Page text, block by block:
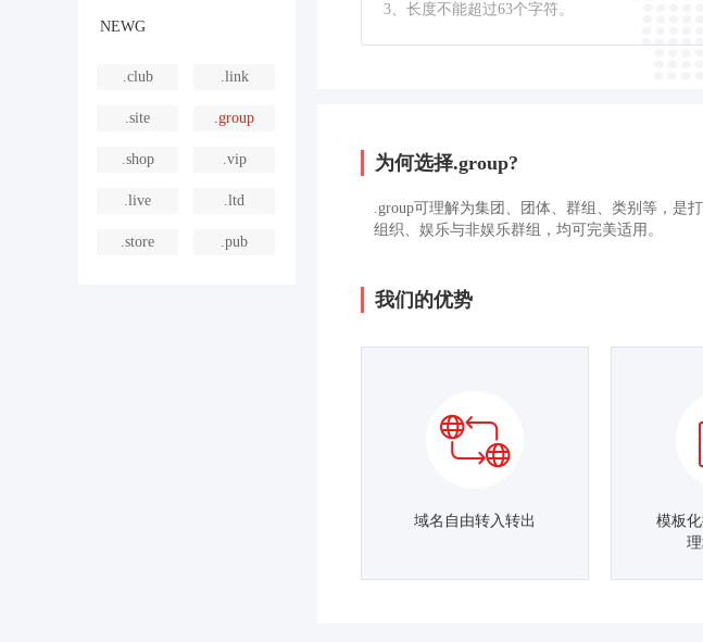
NEWG
.club .link
.site .group
.shop .vip
.live .ltd
.store .pub
3、长度不能超过63个字符。
为何选择.group?
.group可理解为集团、团体、群组、类别等，是
组织、娱乐与非娱乐群组，均可完美适用。
我们的优势
域名自由转入转出
模板